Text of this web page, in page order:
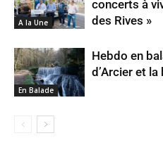
A la Une
concerts à
des Rives »
En Balade
Hebdo en
d’Arcier et